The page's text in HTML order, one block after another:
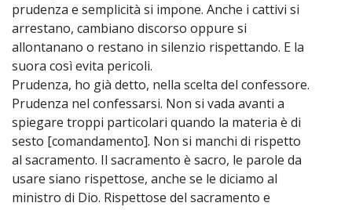
prudenza e semplicità si impone. Anche i cattivi si
arrestano, cambiano discorso oppure si
allontanano o restano in silenzio rispettando. E la
suora così evita pericoli.
Prudenza, ho già detto, nella scelta del confessore.
Prudenza nel confessarsi. Non si vada avanti a
spiegare troppi particolari quando la materia è di
sesto [comandamento]. Non si manchi di rispetto
al sacramento. Il sacramento è sacro, le parole da
usare siano rispettose, anche se le diciamo al
ministro di Dio. Rispettose del sacramento e